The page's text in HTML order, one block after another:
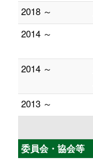
2018 ～
2014 ～
2014 ～
2013 ～
委員会・協会等